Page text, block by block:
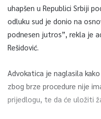
uhapšen u Republici Srbiji
odluku sud je donio na
podnesen jutros”, rekla je
Rešidović.
Advokatica je naglasila
zbog brze procedure nije
prijedlogu, te da će uložiti